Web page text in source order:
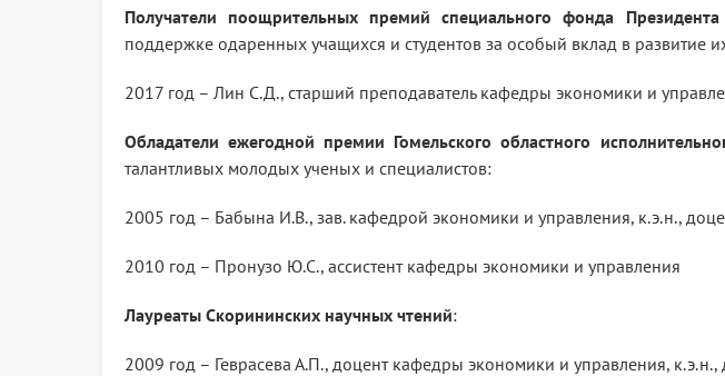
Получатели поощрительных премий специального фонда Президента
поддержке одаренных учащихся и студентов за особый вклад в развитие
2017 год – Лин С.Д., старший преподаватель кафедры экономики и
Обладатели ежегодной премии Гомельского областного
талантливых молодых ученых и специалистов:
2005 год – Бабына И.В., зав. кафедрой экономики и управления, к.э.н.,
2010 год – Пронузо Ю.С., ассистент кафедры экономики и управления
Лауреаты Скорининских научных чтений:
2009 год – Геврасева А.П., доцент кафедры экономики и управления, к.э.н.,